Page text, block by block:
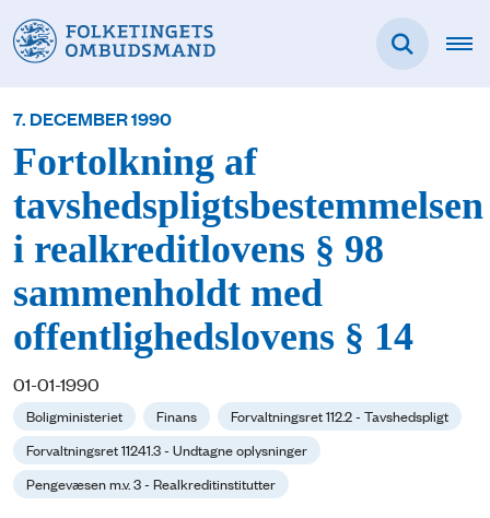
7. DECEMBER 1990
Fortolkning af
tavshedspligtsbestemmelsen
i realkreditlovens § 98
sammenholdt med
offentlighedslovens § 14
01-01-1990
Boligministeriet Finans
Forvaltningsret 112.2 - Tavshedspligt
Forvaltningsret 11241.3 - Undtagne oplysninger
Pengevæsen m.v. 3 - Realkreditinstitutter